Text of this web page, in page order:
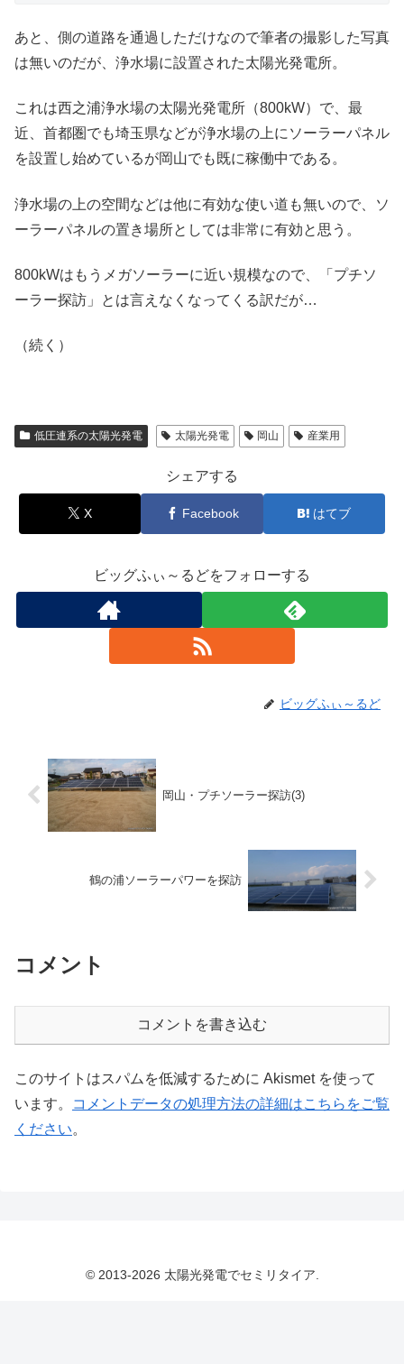
あと、側の道路を通過しただけなので筆者の撮影した写真
は無いのだが、浄水場に設置された太陽光発電所。
これは西之浦浄水場の太陽光発電所（800kW）で、最
近、首都圏でも埼玉県などが浄水場の上にソーラーパネル
を設置し始めているが岡山でも既に稼働中である。
浄水場の上の空間などは他に有効な使い道も無いので、ソ
ーラーパネルの置き場所としては非常に有効と思う。
800kWはもうメガソーラーに近い規模なので、「プチソ
ーラー探訪」とは言えなくなってくる訳だが…
（続く）
低圧連系の太陽光発電 太陽光発電 岡山 産業用
シェアする
X Facebook はてブ
ビッグふぃ～るどをフォローする
ビッグふぃ～るど
岡山・プチソーラー探訪(3)
鶴の浦ソーラーパワーを探訪
コメント
コメントを書き込む
このサイトはスパムを低減するために Akismet を使って
います。
コメントデータの処理方法の詳細はこちらをご覧
ください。
© 2013-2026 太陽光発電でセミリタイア.